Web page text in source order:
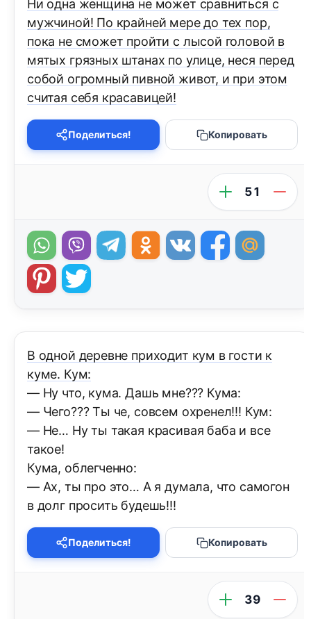
Ни одна женщина не может сравниться с
мужчиной! По крайней мере до тех пор,
пока не сможет пройти с лысой головой в
мятых грязных штанах по улице, неся перед
собой огромный пивной живот, и при этом
считая себя красавицей!
Поделиться! Копировать
51
В одной деревне приходит кум в гости к
куме. Кум:
— Ну что, кума. Дашь мне??? Кума:
— Чего??? Ты че, совсем охренел!!! Кум:
— Не… Ну ты такая красивая баба и все
такое!
Кума, облегченно:
— Ах, ты про это… А я думала, что самогон
в долг просить будешь!!!
Поделиться! Копировать
39